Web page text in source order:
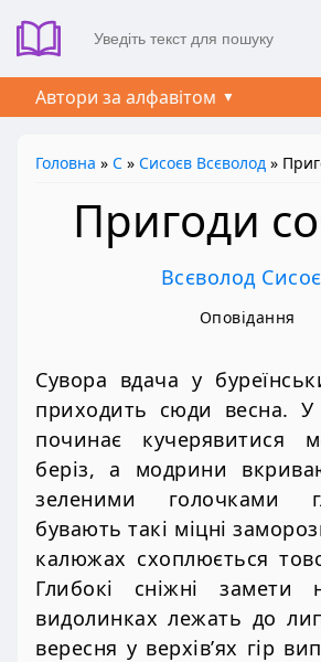
Автори за алфавітом
Головна » С » Сисоєв Всєволод »
Пригоди
Всєволод
Оповідання
Сувора вдача у
приходить сюди весна. У
починає кучерявитися
беріз, а модрини
зеленими голочками
бувають такі міцні
калюжах схоплюється
Глибокі сніжні замети
видолинках лежать до
вересня у верхів’ях гір